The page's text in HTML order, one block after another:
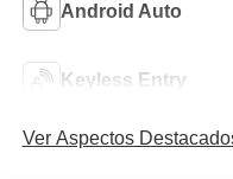
Android Auto
Keyless Entry
Ver Aspectos